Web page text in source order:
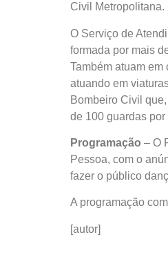
Civil Metropolitana.
O Serviço de
formada por mais
Também atuam
atuando em
Bombeiro Civil
de 100 guardas
Programação – O
Pessoa, com o
fazer o público
A programação
[autor]